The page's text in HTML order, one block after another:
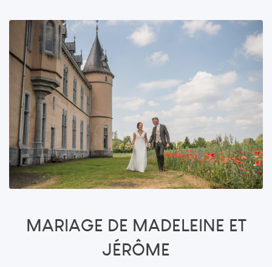
MARIAGE DE MADELEINE ET
JÉRÔME